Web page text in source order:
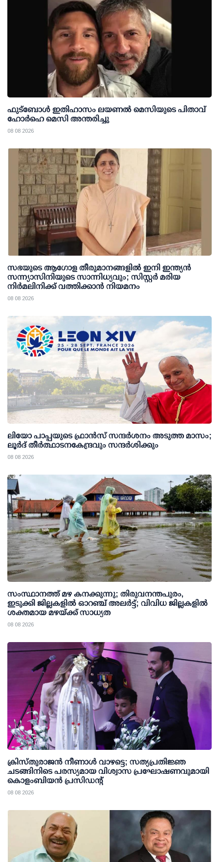
ഫുട്ബോൾ ഇതിഹാസം ലയണൽ മെസിയുടെ പിതാവ്
ഹോർഹെ മെസി അന്തരിച്ചു
08 08 2026
സഭയുടെ ആഗോള തീരുമാനങ്ങളിൽ ഇനി ഇന്ത്യൻ
സന്ന്യാസിനിയുടെ സാന്നിധ്യവും; സിസ്റ്റർ മരിയ
നിർമലിനിക്ക് വത്തിക്കാൻ നിയമനം
08 08 2026
ലിയോ പാപ്പയുടെ ഫ്രാൻസ് സന്ദർശനം അടുത്ത മാസം;
ലൂർദ് തീർത്ഥാടനകേന്ദ്രവും സന്ദർശിക്കും
08 08 2026
സംസ്ഥാനത്ത് മഴ കനക്കുന്നു; തിരുവനന്തപുരം,
ഇടുക്കി ജില്ലകളിൽ ഓറഞ്ച് അലർട്ട്; വിവിധ ജില്ലകളിൽ
ശക്തമായ മഴയ്ക്ക് സാധ്യത
08 08 2026
ക്രിസ്തുരാജൻ നീണാൾ വാഴട്ടെ; സത്യപ്രതിജ്ഞ
ചടങ്ങിനിടെ പരസ്യമായ വിശ്വാസ പ്രഘോഷണവുമായി
കൊളംബിയൻ പ്രസിഡന്റ്
08 08 2026